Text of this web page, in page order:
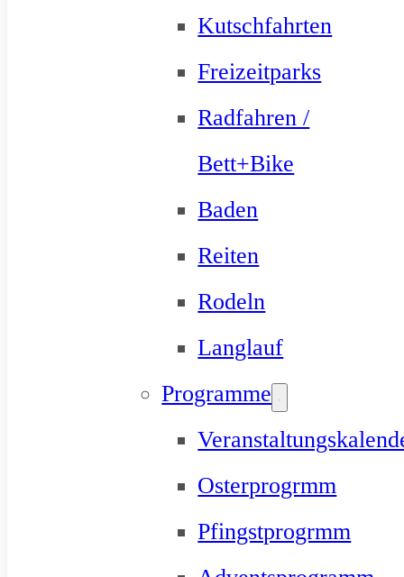
Kutschfahrten
Freizeitparks
Radfahren /
Bett+Bike
Baden
Reiten
Rodeln
Langlauf
Programme
Osterprogrmm
Pfingstprogrmm